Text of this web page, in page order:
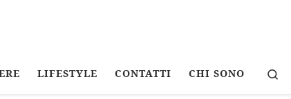
LIFESTYLE CONTATTI CHI SONO